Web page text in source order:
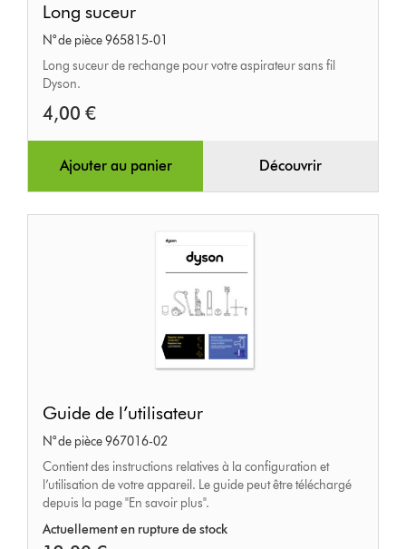
suceur
Long suceur
N° de pièce 965815-01
Long suceur de rechange pour votre aspirateur sans fil
Dyson.
4,00 €
Ajouter au panier Découvrir
de
l’utilisateur
Guide de l’utilisateur
N° de pièce 967016-02
Contient des instructions relatives à la configuration et
l’utilisation de votre appareil. Le guide peut être téléchargé
depuis la page "En savoir plus".
Actuellement en rupture de stock